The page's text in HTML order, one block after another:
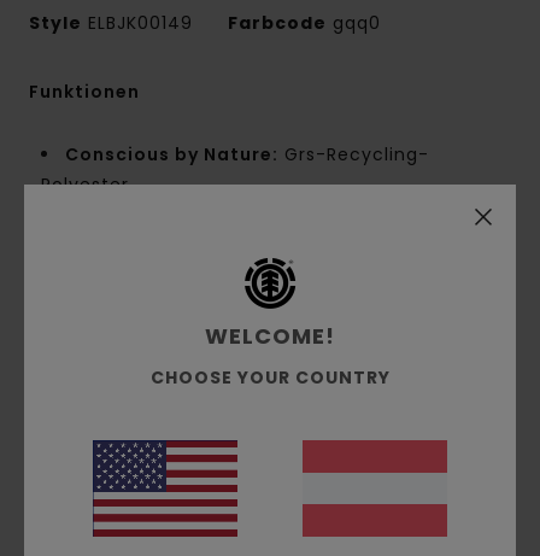
Style ELBJK00149 Farbcode gqq0
Funktionen
Conscious by Nature: Grs-Recycling-
Polyester
100 % recyceltes
Materialzusammensetzung:
Regular Fit
Ungefüttert
Weitere Merkmale:
Seitliches Flaggenetikett
Zusammensetzung[Hauptstoff] 100 % recyceltes
WELCOME!
CHOOSE YOUR COUNTRY